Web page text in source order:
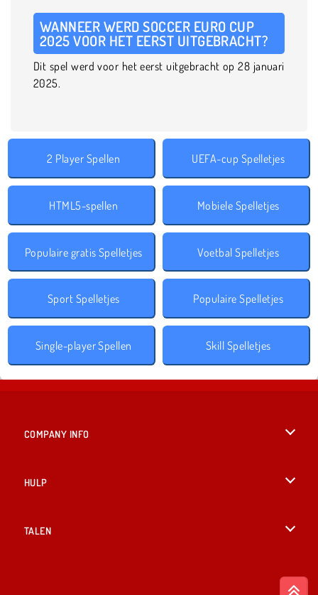
WANNEER WERD SOCCER EURO CUP
2025 VOOR HET EERST UITGEBRACHT?
Dit spel werd voor het eerst uitgebracht op 28 januari
2025.
2 Player Spellen UEFA-cup Spelletjes
HTML5-spellen Mobiele Spelletjes
Populaire gratis Spelletjes Voetbal Spelletjes
Sport Spelletjes Populaire Spelletjes
Single-player Spellen Skill Spelletjes
COMPANY INFO
HULP
TALEN